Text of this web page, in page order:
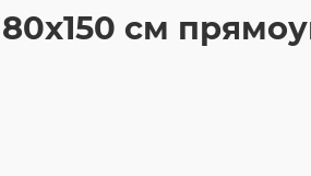
80x150 см